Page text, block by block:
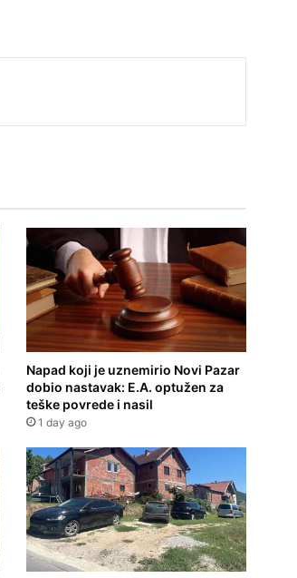
Napad koji je uznemirio Novi Pazar
dobio nastavak: E.A. optužen za
teške povrede i nasil
1 day ago